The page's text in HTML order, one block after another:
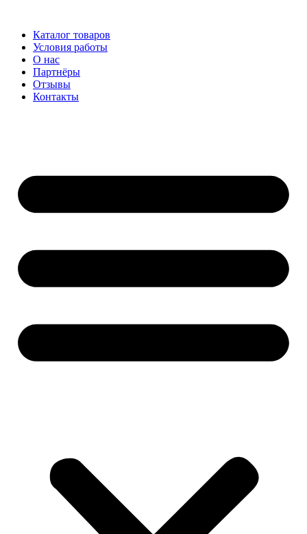
содержимому
Каталог товаров
Условия работы
О нас
Партнёры
Отзывы
Контакты